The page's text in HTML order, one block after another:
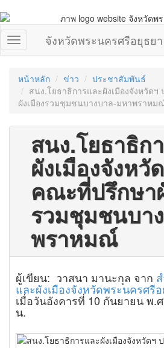
จังหวัดพระนครศรีอยุธยา
หน้าหลัก ข่าว
ประชาสัมพันธ์
สนง.โยธาธิการและผังเมืองจังหวัด
ผังเมืองรวมชุมชนบางบาล-มหาพราหม
สนง.โยธาธิก
ผังเมืองจังหวั
คณะที่ปรึกษา
รวมชุมชนบา
พราหมณ์
ผู้เขียน: วาสนา มานะกุล จาก
และผังเมืองจังหวัดพระนครศรี
เมื่อวันอังคารที่ 10 กันยายน พ.ศ
น.